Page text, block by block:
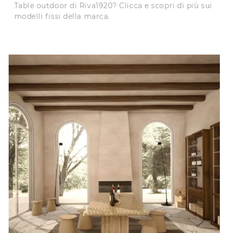
Table outdoor di Riva1920? Clicca e scopri di più sui
modelli fissi della marca.